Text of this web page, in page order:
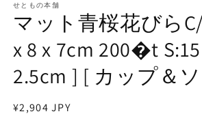
デ
ィ
(1)
を
開
く
せともの本舗
マット青桜花びらC/
x 8 x 7cm 200�t
2.5cm ] [ カップ＆
通
¥2,904 JPY